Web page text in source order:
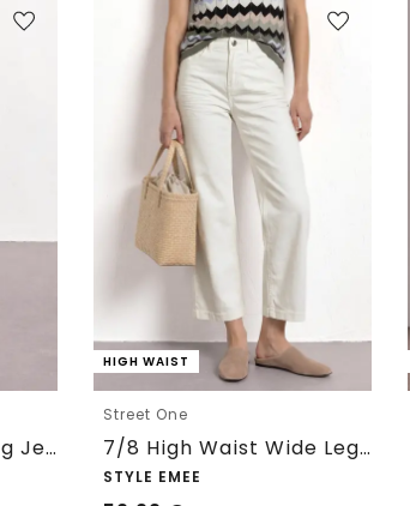
High Waist Barrel Leg Jeans im Loose Fit
HIGH WAIST
Street One
7/8 High Waist Wide Leg Jeans im Loose Fit
STYLE EMEE